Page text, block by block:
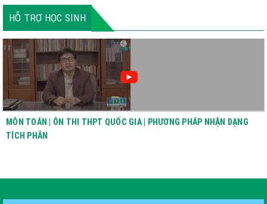
HỖ TRỢ HỌC SINH
MÔN TOÁN | ÔN THI THPT QUỐC GIA | PHƯƠNG PHÁP NHẬN DẠNG
TÍCH PHÂN